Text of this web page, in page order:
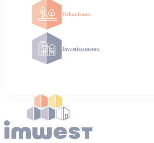
Urbanismes
Investissements